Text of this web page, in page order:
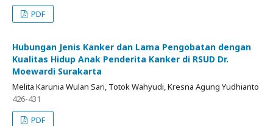
PDF
Hubungan Jenis Kanker dan Lama Pengobatan dengan
Kualitas Hidup Anak Penderita Kanker di RSUD Dr.
Moewardi Surakarta
Melita Karunia Wulan Sari, Totok Wahyudi, Kresna Agung Yudhianto
426-431
PDF